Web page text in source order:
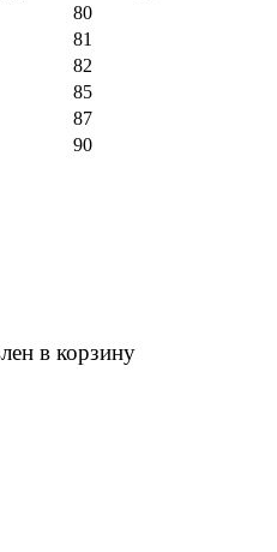
80
81
82
85
87
90
в корзину